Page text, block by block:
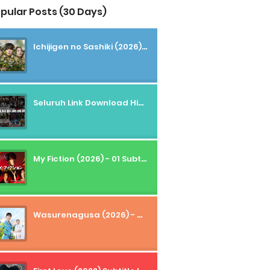
Posts (30 Days)
Ichijigen no Sashiki (2026) - 01 Subtitle Indonesia
Seluruh Link Download High And Low Subtitle Indonesia
My Fiction (2026) - 01 Subtitle Indonesia
Wasurenagusa (2026) - 01+02 Subtitle Indonesia